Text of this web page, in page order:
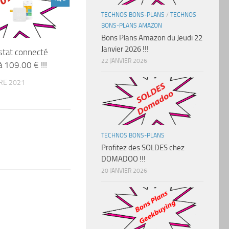
connecté
109.00 € !!!
2021
TECHNOS BONS-PLANS / TECHNOS
BONS-PLANS AMAZON
Bons Plans Amazon du Jeudi 22
Janvier 2026 !!!
22 JANVIER 2026
TECHNOS BONS-PLANS
Profitez des SOLDES chez
DOMADOO !!!
20 JANVIER 2026